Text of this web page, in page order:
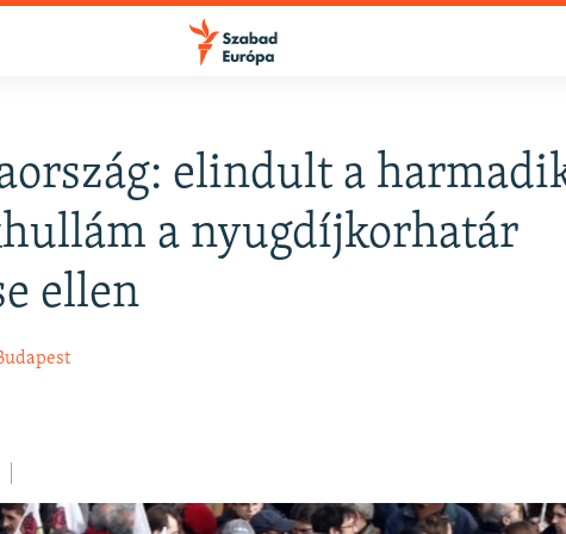
elindult a
a nyugdíjkorhatár
ellen
FELIRATKOZÁS